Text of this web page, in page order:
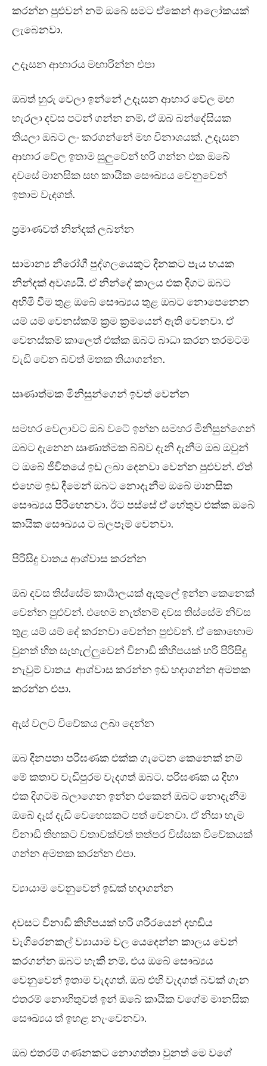
කරන්න පුළුවන් නම් ඔබේ සමට ඒකෙන් ආලෝකයක්
ලැබෙනවා.
උදෑසන ආහාරය මඟාරින්න එපා
ඔබත් හුරු වෙලා ඉන්නේ උදෑසන ආහාර වේල මඟ
හැරලා දවස පටන් ගන්න නම්, ඒ ඔබ බන්දේසියක
තියලා ඔබට ලං කරගන්නේ මහ විනාශයක්. උදෑසන
ආහාර වේල ඉතාම සුලුවෙන් හරි ගන්න එක ඔබේ
දවසේ මානසික සහ කායික සෞඛ්‍යය වෙනුවෙන්
ඉතාම වැදගත්.
ප්‍රමාණවත් නින්දක් ලබන්න
සාමාන්‍ය නීරෝගී පුද්ගලයෙකුට දිනකට පැය හයක
නින්දක් අවශ්‍යයි. ඒ නින්දේ කාලය එක දිගට ඔබට
අහිමි වීම තුළ ඔබේ සෞඛ්‍යය තුළ ඔබට නොපෙනෙන
යම් යම් වෙනස්කම් ක්‍රම ක්‍රමයෙන් ඇති වෙනවා. ඒ
වෙනස්කම් කාලෙත් එක්ක ඔබට බාධා කරන තරමටම
වැඩි වෙන බවත් මතක තියාගන්න.
ඍණාත්මක මිනිසුන්ගෙන් ඉවත් වෙන්න
සමහර වෙලාවට ඔබ වටේ ඉන්න සමහර මිනිසුන්ගෙන්
ඔබට දැනෙන ඍණාත්මක බ්බ්ව දැනි දැනීම ඔබ ඔවුන්
ට ඔබේ ජීවිතයේ ඉඩ ලබා දෙනවා වෙන්න පුළුවන්. ඒත්
එහෙම ඉඩ දීමෙන් ඔබට නොදැනීම ඔබේ මානසික
සෞඛ්‍යය පිරිහෙනවා. ඊට පස්සේ ඒ හේතුව එක්ක ඔබේ
කායික සෞඛ්‍යය ට බලපෑම් වෙනවා.
පිරිසිදු වාතය ආශ්වාස කරන්න
ඔබ දවස තිස්සේම කාර්‍යාලයක් ඇතුලේ ඉන්න කෙනෙක්
වෙන්න පුළුවන්. එහෙම නැත්නම් දවස තිස්සේම නිවස
තුළ යම් යම් දේ කරනවා වෙන්න පුළුවන්. ඒ කොහොම
වුනත් හිත සැහැල්ලුවෙන් විනාඩි කිහිපයක් හරි පිරිසිදු
නැවුම් වාතය ආශ්වාස කරන්න ඉඩ හදාගන්න අමතක
කරන්න එපා.
ඇස් වලට විවේකය ලබා දෙන්න
ඔබ දිනපතා පරිඝණක එක්ක ගැටෙන කෙනෙක් නම්
මේ කතාව වැඩිපුරම වැදගත් ඔබට. පරිඝණක ය දිහා
එක දිගටම බලාගෙන ඉන්න එකෙන් ඔබට නොදැනීම
ඔබේ දෑස් දැඩි වෙහෙසකට පත් වෙනවා. ඒ නිසා හැම
විනාඩි තිහකට වතාවක්වත් තත්පර විස්සක විවේකයක්
ගන්න අමතක කරන්න එපා.
ව්‍යායාම වෙනුවෙන් ඉඩක් හදාගන්න
දවසට විනාඩි කිහිපයක් හරි ශරීරයෙන් දහඩිය
වැගිරෙනකල් ව්‍යායාම වල යෙදෙන්න කාලය වෙන්
කරගන්න ඔබට හැකි නම්, එය ඔබේ සෞඛ්‍යය
වෙනුවෙන් ඉතාම වැදගත්. ඔබ එහි වැදගත් බවක් ගැන
එතරම් නොහිතුවත් ඉන් ඔබේ කායික වගේම මානසික
සෞඛ්‍යය ත් ඉහළ නැංවෙනවා.
ඔබ එතරම් ගණනකට නොගත්තා වුනත් මෙ වගේ